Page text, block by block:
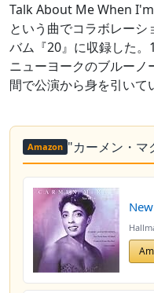
Talk About Me When I'm
という曲でコラボレー
バム『20』に収録した。
ニューヨークのブルー
間で公演から身を引いて
Amazon "カーメン・マ